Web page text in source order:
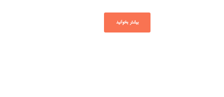
بیشتر بخوانید